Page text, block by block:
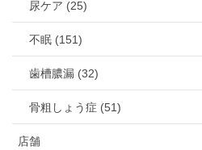
尿ケア (25)
不眠 (151)
歯槽膿漏 (32)
骨粗しょう症 (51)
店舗